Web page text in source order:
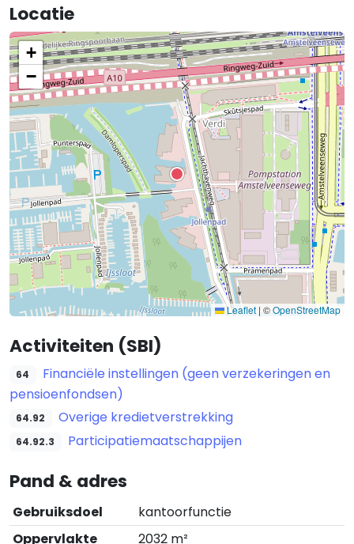
Locatie
+
−
Leaflet | ©OpenStreetMap
Activiteiten (SBI)
64
Financiële instellingen (geen verzekeringen en
pensioenfondsen)
64.92 Overige kredietverstrekking
64.92.3 Participatiemaatschappijen
Pand & adres
Gebruiksdoel
kantoorfunctie
Oppervlakte
2032 m²